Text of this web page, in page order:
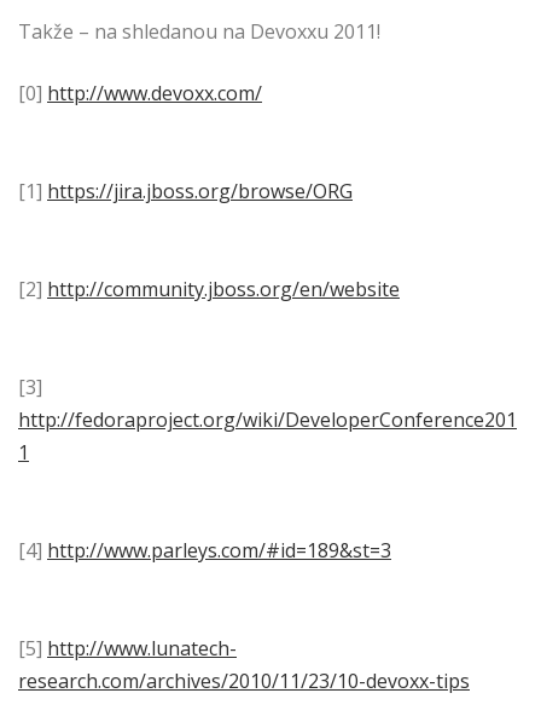
Takže – na shledanou na Devoxxu 2011!
[0] http://www.devoxx.com/
[1] https://jira.jboss.org/browse/ORG
[2] http://community.jboss.org/en/website
[3]
http://fedoraproject.org/wiki/DeveloperConference201
1
[4] http://www.parleys.com/#id=189&st=3
[5] http://www.lunatech-
research.com/archives/2010/11/23/10-devoxx-tips